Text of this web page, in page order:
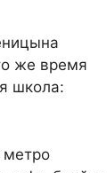
же время
школа:
метро